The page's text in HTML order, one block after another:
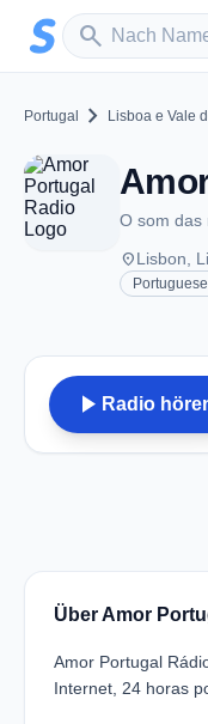
Zum Hauptinhalt springen
search
Sender suchen
Portugal chevron_right Lisboa e Vale
O som das
placeLisbon,
Portuguese
play_arrow Radio
Über Amor
Amor Portugal
Internet, 24 horas